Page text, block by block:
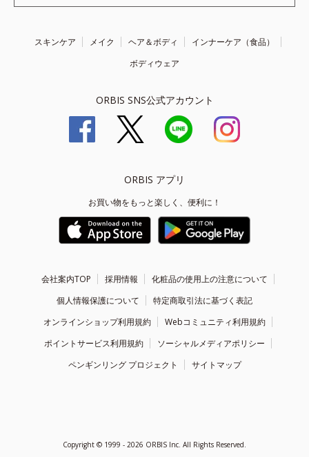
スキンケア メイク ヘア＆ボディ
インナーケア（食品）
ボディウェア
ORBIS SNS公式アカウント
ORBIS アプリ
お買い物をもっと楽しく、便利に！
会社案内TOP 採用情報
化粧品の使用上の注意について
個人情報保護について
特定商取引法に基づく表記
オンラインショップ利用規約
Webコミュニティ利用規約
ポイントサービス利用規約
ソーシャルメディアポリシー
ペンギンリング プロジェクト
サイトマップ
Copyright © 1999 - 2026 ORBIS Inc. All Rights Reserved.